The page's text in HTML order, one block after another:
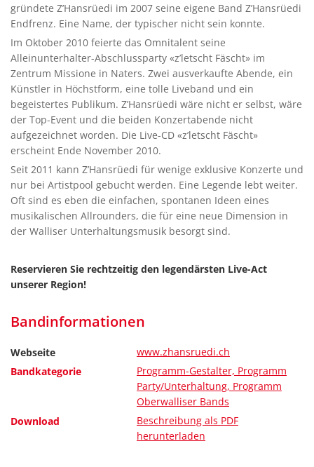
gründete Z’Hansrüedi im 2007 seine eigene Band Z’Hansrüedi
Endfrenz. Eine Name, der typischer nicht sein konnte.
Im Oktober 2010 feierte das Omnitalent seine
Alleinunterhalter-Abschlussparty «z’letscht Fäscht» im
Zentrum Missione in Naters. Zwei ausverkaufte Abende, ein
Künstler in Höchstform, eine tolle Liveband und ein
begeistertes Publikum. Z’Hansrüedi wäre nicht er selbst, wäre
der Top-Event und die beiden Konzertabende nicht
aufgezeichnet worden. Die Live-CD «z’letscht Fäscht»
erscheint Ende November 2010.
Seit 2011 kann Z’Hansrüedi für wenige exklusive Konzerte und
nur bei Artistpool gebucht werden. Eine Legende lebt weiter.
Oft sind es eben die einfachen, spontanen Ideen eines
musikalischen Allrounders, die für eine neue Dimension in
der Walliser Unterhaltungsmusik besorgt sind.
Reservieren Sie rechtzeitig den legendärsten Live-Act
unserer Region!
Bandinformationen
Webseite
www.zhansruedi.ch
Bandkategorie
Programm-Gestalter, Programm
Party/Unterhaltung, Programm
Oberwalliser Bands
Download
Beschreibung als PDF
herunterladen